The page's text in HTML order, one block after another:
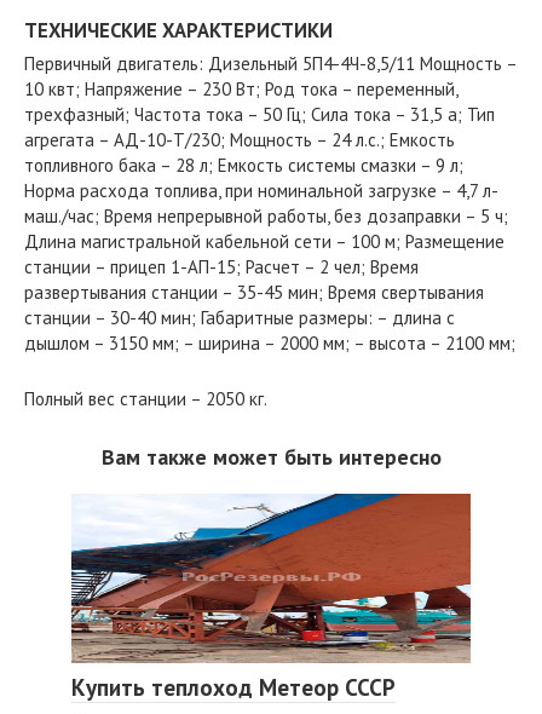
ТЕХНИЧЕСКИЕ ХАРАКТЕРИСТИКИ
Первичный двигатель: Дизельный 5П4-4Ч-8,5/11 Мощность –
10 квт; Напряжение – 230 Вт; Род тока – переменный,
трехфазный; Частота тока – 50 Гц; Сила тока – 31,5 а; Тип
агрегата – АД-10-Т/230; Мощность – 24 л.с.; Емкость
топливного бака – 28 л; Емкость системы смазки – 9 л;
Норма расхода топлива, при номинальной загрузке – 4,7 л-
маш./час; Время непрерывной работы, без дозаправки – 5 ч;
Длина магистральной кабельной сети – 100 м; Размещение
станции – прицеп 1-АП-15; Расчет – 2 чел; Время
развертывания станции – 35-45 мин; Время свертывания
станции – 30-40 мин; Габаритные размеры: – длина с
дышлом – 3150 мм; – ширина – 2000 мм; – высота – 2100 мм;
Полный вес станции – 2050 кг.
Вам также может быть интересно
Купить теплоход Метеор СССР